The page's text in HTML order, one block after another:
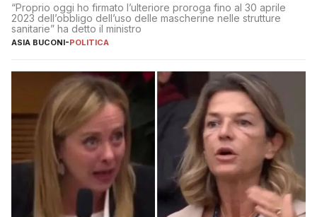
“Proprio oggi ho firmato l’ulteriore proroga fino al 30 aprile
2023 dell’obbligo dell’uso delle mascherine nelle strutture
sanitarie” ha detto il ministro
ASIA BUCONI-POLITICA